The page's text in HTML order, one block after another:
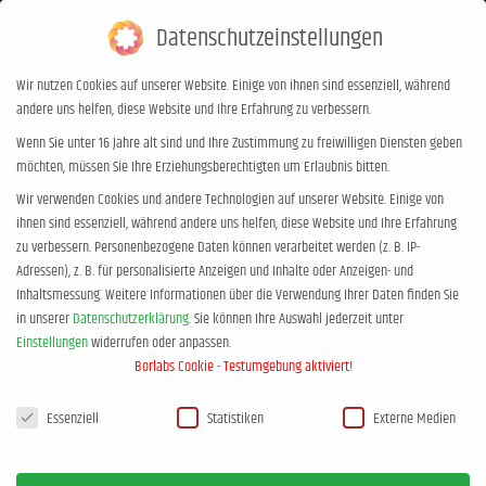
0,00€
Datenschutzeinstellungen
Wir nutzen Cookies auf unserer Website. Einige von ihnen sind essenziell, während
andere uns helfen, diese Website und Ihre Erfahrung zu verbessern.
Wenn Sie unter 16 Jahre alt sind und Ihre Zustimmung zu freiwilligen Diensten geben
möchten, müssen Sie Ihre Erziehungsberechtigten um Erlaubnis bitten.
Wir verwenden Cookies und andere Technologien auf unserer Website. Einige von
ihnen sind essenziell, während andere uns helfen, diese Website und Ihre Erfahrung
zu verbessern.Personenbezogene Daten können verarbeitet werden (z. B. IP-
Adressen), z. B. für personalisierte Anzeigen und Inhalte oder Anzeigen- und
Inhaltsmessung.Weitere Informationen über die Verwendung Ihrer Daten finden Sie
in unsererDatenschutzerklärung.Sie können Ihre Auswahl jederzeit unter
Einstellungenwiderrufen oder anpassen.
Borlabs Cookie - Testumgebung aktiviert!
Datenschutzeinstellungen
Essenziell Statistiken Externe Medien